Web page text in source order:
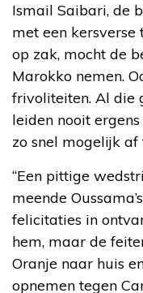
Ismail Saibari, de
met een
op zak, mocht de
Marokko nemen.
frivoliteiten. Al die
leiden nooit
zo snel mogelijk af
“Een pittige
meende
felicitaties in
hem, maar de
Oranje naar huis
opnemen tegen